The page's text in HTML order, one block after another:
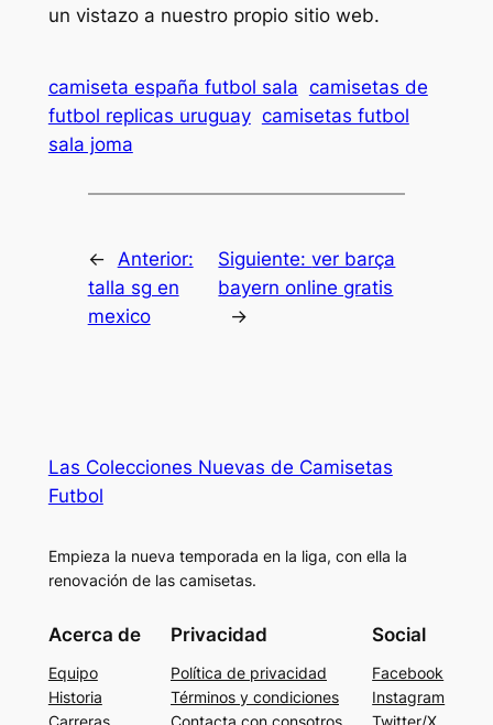
un vistazo a nuestro propio sitio web.
camiseta españa futbol sala camisetas de
futbol replicas uruguay camisetas futbol
sala joma
← Anterior:
talla sg en
mexico
Siguiente:ver barça
bayern online gratis
→
Las Colecciones Nuevas de Camisetas
Futbol
Empieza la nueva temporada en la liga, con ella la
renovación de las camisetas.
Acerca de
Equipo
Historia
Privacidad
Política de privacidad
Términos y condiciones
Social
Facebook
Instagram